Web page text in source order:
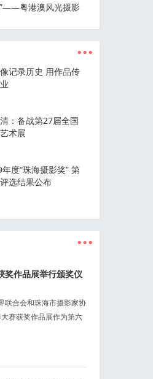
心
”——粤港澳风光摄影
...
记录历史 用作品传
：备战第27届全国
术展
度“珠海摄影奖” 第
选结果公布
...
奖作品展举行颁奖仪
合会和珠海市摄影家协
赛获奖作品展作为第六